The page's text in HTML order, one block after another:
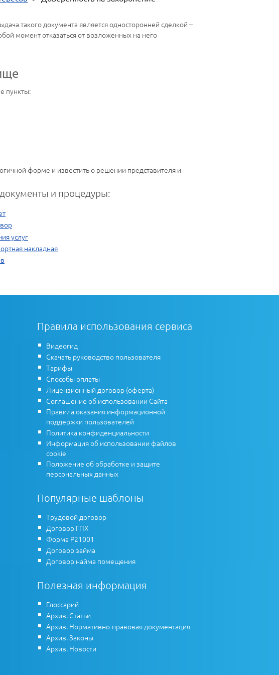
такого документа является односторонней сделкой –
момент отказаться от возложенных на него
пункты:
форме и известить о решении представителя и
и процедуры:
услуг
накладная
Правила использования сервиса
Видеогид
Скачать руководство пользователя
Тарифы
Способы оплаты
Лицензионный договор (оферта)
Соглашение об использовании Сайта
Правила оказания информационной
поддержки пользователей
Политика конфиденциальности
Информация об использовании файлов
cookie
Положение об обработке и защите
персональных данных
Популярные шаблоны
Трудовой договор
Договор ГПХ
Форма Р21001
Договор займа
Договор найма помещения
Полезная информация
Глоссарий
Архив. Статьи
Архив. Нормативно-правовая документация
Архив. Законы
Архив. Новости